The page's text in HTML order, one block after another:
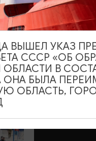
Калининград,
им. Е.Ф.
ОТ 2400₽
ВЫШЕЛ УКАЗ
СССР «ОБ
ОБЛАСТИ В
ОНА БЫЛА
ОБЛАСТЬ,